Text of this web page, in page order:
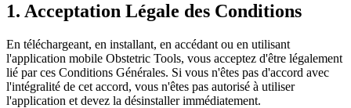
1. Acceptation Légale des Conditions
En téléchargeant, en installant, en accédant ou en utilisant
l'application mobile Obstetric Tools, vous acceptez d'être légalement
lié par ces Conditions Générales. Si vous n'êtes pas d'accord avec
l'intégralité de cet accord, vous n'êtes pas autorisé à utiliser
l'application et devez la désinstaller immédiatement.